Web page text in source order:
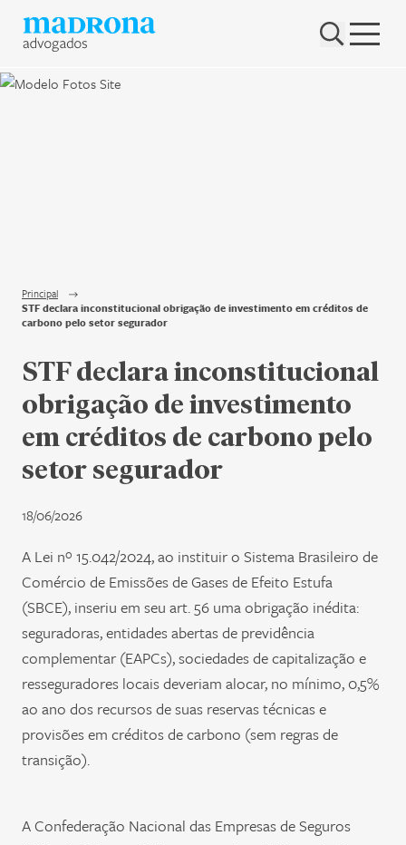
Hub Madrona
Vem ser Madrona
Principal
STF declara inconstitucional obrigação de investimento em créditos de
carbono pelo setor segurador
STF declara inconstitucional
obrigação de investimento
em créditos de carbono pelo
setor segurador
18/06/2026
A Lei nº 15.042/2024, ao instituir o Sistema Brasileiro de
Comércio de Emissões de Gases de Efeito Estufa
(SBCE), inseriu em seu art. 56 uma obrigação inédita:
seguradoras, entidades abertas de previdência
complementar (EAPCs), sociedades de capitalização e
resseguradores locais deveriam alocar, no mínimo, 0,5%
ao ano dos recursos de suas reservas técnicas e
provisões em créditos de carbono (sem regras de
transição).
A Confederação Nacional das Empresas de Seguros